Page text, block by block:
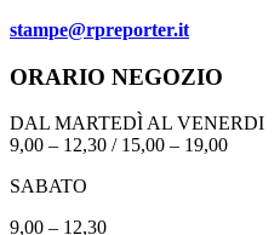
stampe@rpreporter.it
ORARIO NEGOZIO
DAL MARTEDÌ AL VENERDI
9,00 – 12,30 / 15,00 – 19,00
SABATO
9,00 – 12,30